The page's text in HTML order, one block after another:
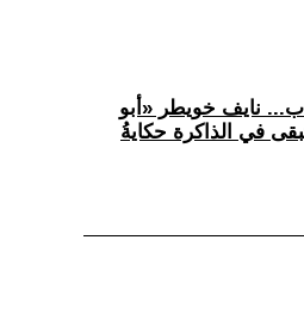
نايف خويطر «أبو
في الذاكرة حكايةُ